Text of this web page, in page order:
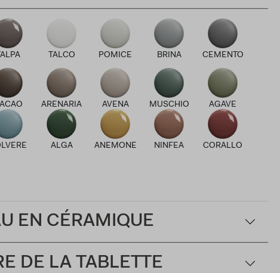
TALCO POMICE BRINA CEMENTO
ARENARIA AVENA MUSCHIO AGAVE
ALGA ANEMONE NINFEA CORALLO
EN CÉRAMIQUE
DE LA TABLETTE